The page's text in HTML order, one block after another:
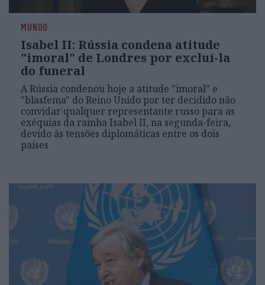
MUNDO
Isabel II: Rússia condena atitude
"imoral" de Londres por excluí-la
do funeral
A Rússia condenou hoje a atitude "imoral" e
"blasfema" do Reino Unido por ter decidido não
convidar qualquer representante russo para as
exéquias da rainha Isabel II, na segunda-feira,
devido às tensões diplomáticas entre os dois
países